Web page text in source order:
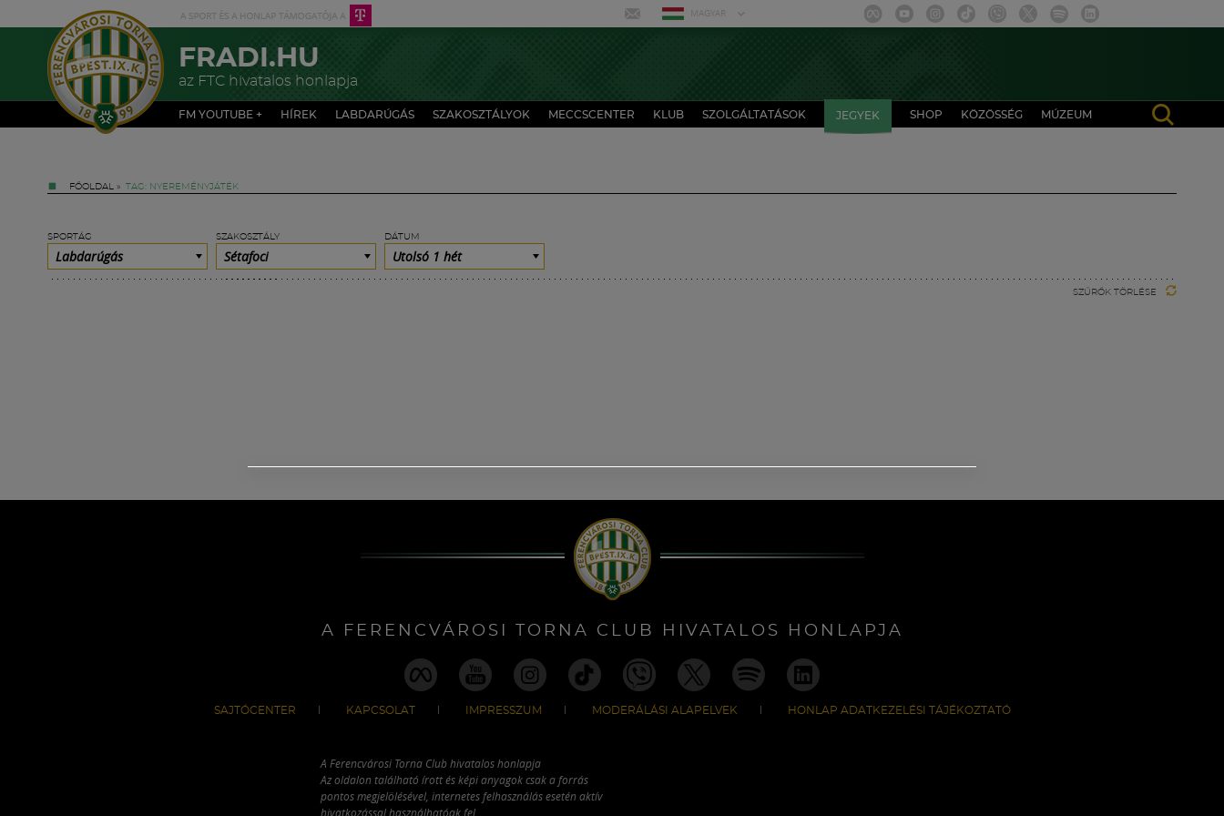
MAGYAR
FRADI.HU
az FTC hivatalos honlapja
FM YOUTUBE + HÍREK LABDARÚGÁS SZAKOSZTÁLYOK MECCSCENTER KLUB SZOLGÁLTATÁSOK JEGYEK SHOP KÖZÖSSÉG MÚZEUM
FŐOLDAL » TAG: NYEREMÉNYJÁTÉK
SPORTÁG
Labdarúgás
SZAKOSZTÁLY
Sétafoci
DÁTUM
Utolsó 1 hét
SZŰRŐK TÖRLÉSE
A FERENCVÁROSI TORNA CLUB HIVATALOS HONLAPJA
SAJTÓCENTER KAPCSOLAT IMPRESSZUM MODERÁLÁSI ALAPELVEK HONLAP ADATKEZELÉSI TÁJÉKOZTATÓ
A Ferencvárosi Torna Club hivatalos honlapja
Az oldalon található írott és képi anyagok csak a forrás
pontos megjelölésével, internetes felhasználás esetén aktív
hivatkozással használhatóak fel.